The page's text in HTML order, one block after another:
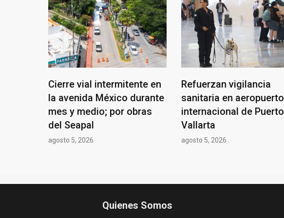
Cierre vial intermitente en
la avenida México durante
mes y medio; por obras
del Seapal
agosto 5, 2026
Refuerzan vigilancia
sanitaria en aeropuerto
internacional de Puerto
Vallarta
agosto 5, 2026
Quienes Somos